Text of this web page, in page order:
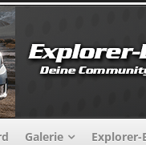
Galerie Explorer-